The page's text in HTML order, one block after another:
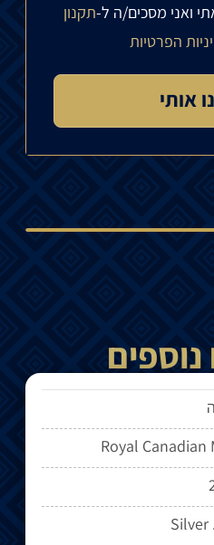
ואני מסכים/ה ל-תקנון
הפרטיות
Royal Canadian
Silver